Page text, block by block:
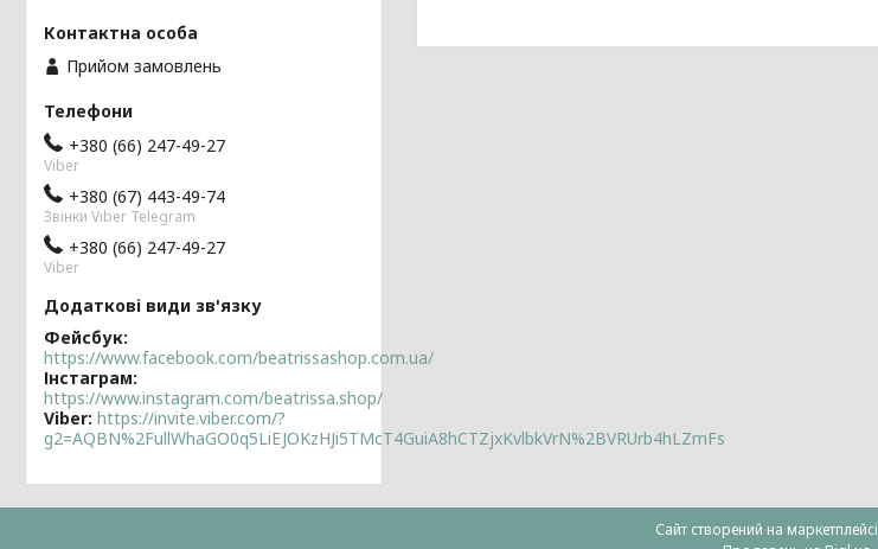
Прийом замовлень
+380 (66) 247-49-27
Viber
+380 (67) 443-49-74
Звінки Viber Telegram
+380 (66) 247-49-27
Viber
Фейсбук
https://www.facebook.com/beatrissashop.com.ua/
Інстаграм
https://www.instagram.com/beatrissa.shop/
Viber https://invite.viber.com/?
g2=AQBN%2FullWhaGO0q5LiEJOKzHJi5TMcT4GuiA8hCTZjxKvlbkVrN%2BVRUrb4hLZmFs
Сайт створений на маркетплейсі